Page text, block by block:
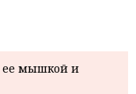
ее мышкой и